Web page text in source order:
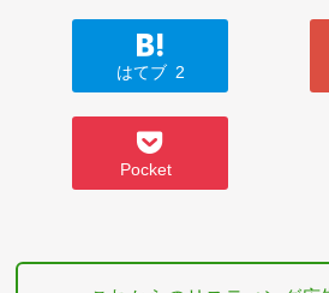
はてブ 2
Pocket